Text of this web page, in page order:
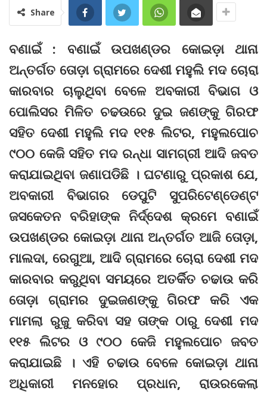
Share
ବଣାଇଁ : ବଣାଇଁ ଉପଖଣ୍ଡର କୋଇଡ଼ା ଥାନା
ଅନ୍ତର୍ଗତ ତୋଡ଼ା ଗ୍ରାମରେ ଦେଶୀ ମହୁଲି ମଦ ଚୋରା
କାରବାର ଚାଲୁଥିବା ବେଳେ ଅବକାରୀ ବିଭାଗ ଓ
ପୋଲିସର ମିଳିତ ଚଢଉରେ ଦୁଇ ଜଣଙ୍କୁ ଗିରଫ
ସହିତ ଦେଶୀ ମହୁଲି ମଦ ୧୧୫ ଲିଟର, ମହୁଲପୋଚ
୯୦୦ କେଜି ସହିତ ମଦ ରନ୍ଧା ସାମଗ୍ରୀ ଆଦି ଜବତ
କରାଯାଇଥିବା ଜଣାପଡିଛି । ଘଟଣାରୁ ପ୍ରକାଶ ଯେ,
ଅବକାରୀ ବିଭାଗର ଡେପୁଟି ସୁପରିଟେଣ୍ଡେଣ୍ଟ
ଜସକେତନ ବରିହାଙ୍କ ନିର୍ଦ୍ଦେଶ କ୍ରମେ ବଣାଇଁ
ଉପଖଣ୍ଡର କୋଇଡ଼ା ଥାନା ଅନ୍ତର୍ଗତ ଆଜି ତୋଡ଼ା,
ମାଲଦା, ରେଗୁଆ, ଆଦି ଗ୍ରାମରେ ଚୋରା ଦେଶୀ ମଦ
କାରବାର କରୁଥିବା ସମୟରେ ଅତର୍କିତ ଚଢାଉ କରି
ତୋଡ଼ା ଗ୍ରାମର ଦୁଇଜଣଙ୍କୁ ଗିରଫ କରି ଏକ
ମାମଲା ରୁଜୁ କରିବା ସହ ତାଙ୍କ ଠାରୁ ଦେଶୀ ମଦ
୧୧୫ ଲିଟର ଓ ୯୦୦ କେଜି ମହୁଲପୋଚ ଜବତ
କରାଯାଇଛି । ଏହି ଚଢାଉ ବେଳେ କୋଇଡ଼ା ଥାନା
ଅଧିକାରୀ ମନହୋର ପ୍ରଧାନ, ରାଉରକେଲା